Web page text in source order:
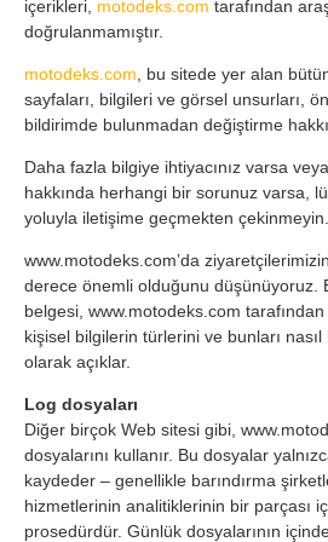
içerikleri, motodeks.com tarafından
doğrulanmamıştır.
motodeks.com , bu sitede yer alan
sayfaları, bilgileri ve görsel unsurları,
bildirimde bulunmadan değiştirme
Daha fazla bilgiye ihtiyacınız varsa
hakkında herhangi bir sorunuz varsa,
yoluyla iletişime geçmekten çekinmeyin.
www.motodeks.com’da
derece önemli olduğunu düşünüyoruz.
belgesi, www.motodeks.com
kişisel bilgilerin türlerini ve bunları nasıl
olarak açıklar.
Log dosyaları
Diğer birçok Web sitesi gibi,
dosyalarını kullanır. Bu dosyalar
kaydeder – genellikle barındırma
hizmetlerinin analitiklerinin bir parçası
prosedürdür. Günlük dosyalarının